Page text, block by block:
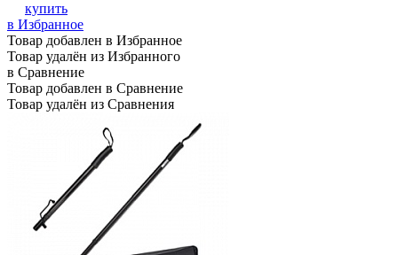
купить
в Избранное
Товар добавлен в Избранное
Товар удалён из Избранного
в Сравнение
Товар добавлен в Сравнение
Товар удалён из Сравнения